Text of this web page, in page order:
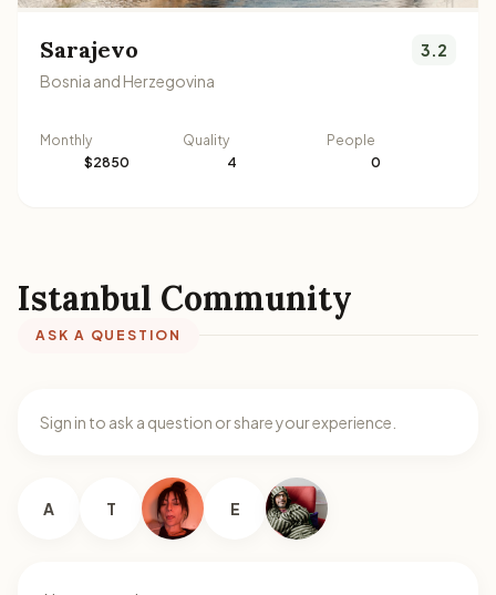
Sarajevo
Bosnia and Herzegovina
3.2
Monthly
$2850
Quality
4
People
0
Istanbul Community
ASK A QUESTION
Sign in to ask a question or share your experience.
A T E